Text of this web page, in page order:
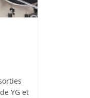
de YG et